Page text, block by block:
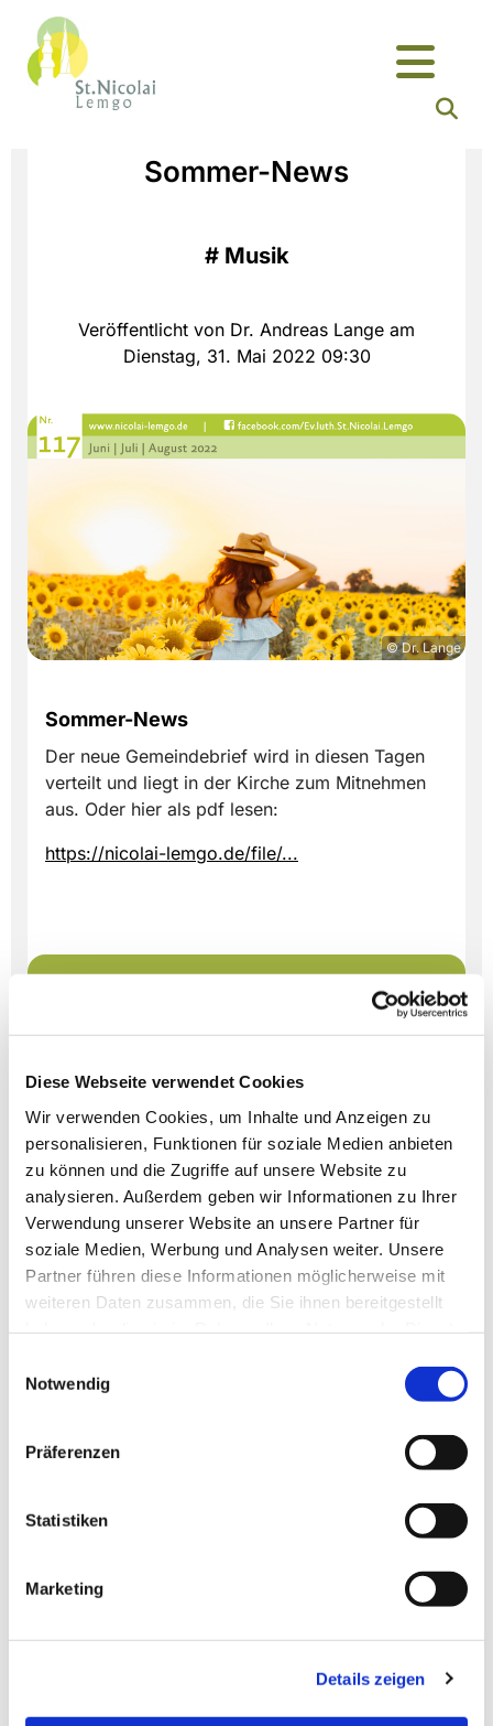
Diese Webseite verwendet Cookies
Wir verwenden Cookies, um Inhalte und Anzeigen zu
personalisieren, Funktionen für soziale Medien anbieten
zu können und die Zugriffe auf unsere Website zu
analysieren. Außerdem geben wir Informationen zu Ihrer
Verwendung unserer Website an unsere Partner für
soziale Medien, Werbung und Analysen weiter. Unsere
Partner führen diese Informationen möglicherweise mit
weiteren Daten zusammen, die Sie ihnen bereitgestellt
Notwendig
Präferenzen
Statistiken
Marketing
Details zeigen
Sommer-News
# Musik
Veröffentlicht von Dr. Andreas Lange am
Dienstag, 31. Mai 2022 09:30
© Dr. Lange
Sommer-News
Der neue Gemeindebrief wird in diesen Tagen
verteilt und liegt in der Kirche zum Mitnehmen
aus. Oder hier als pdf lesen:
https://nicolai-lemgo.de/file/...
Dies könnte Sie auch